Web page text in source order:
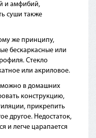
и амфибий,
суши также
же принципу,
бескаркасные или
Стекло
или акриловое.
в домашних
конструкцию,
прикрепить
другое. Недостаток,
и легче царапается